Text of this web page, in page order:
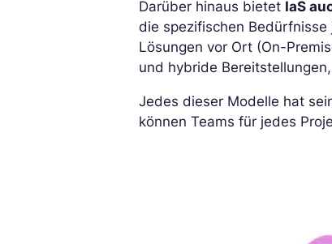
Darüber hinaus bietet IaS
die spezifischen
Lösungen vor Ort (On-
und hybride
Jedes dieser Modelle hat
können Teams für jedes